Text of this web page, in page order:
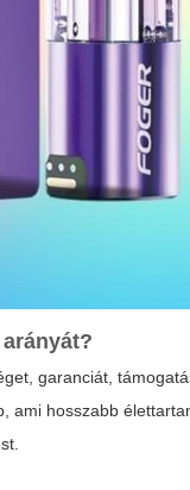
garanciát,
ami hosszabb